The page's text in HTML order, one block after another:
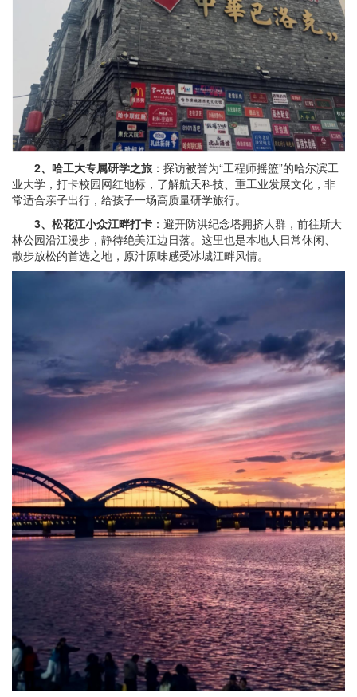
2、哈工大专属研学之旅 ：探访被誉为“工程师摇篮”的哈尔滨工
业大学，打卡校园网红地标，了解航天科技、重工业发展文化，非
常适合亲子出行，给孩子一场高质量研学旅行。
3、松花江小众江畔打卡 ：避开防洪纪念塔拥挤人群，前往斯大
林公园沿江漫步，静待绝美江边日落。这里也是本地人日常休闲、
散步放松的首选之地，原汁原味感受冰城江畔风情。